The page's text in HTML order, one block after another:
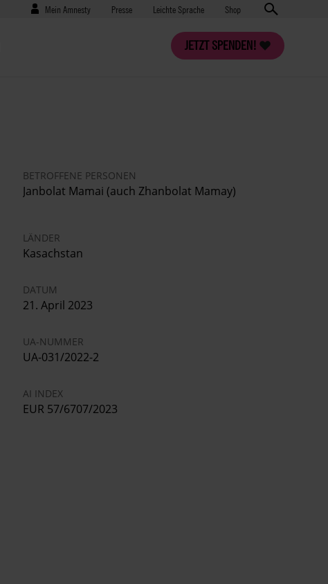
Benutzermenü
Mein Amnesty Presse
Presse Leichte Sprache Shop
JETZT SPENDEN!
BETROFFENE PERSONEN
Janbolat Mamai (auch Zhanbolat Mamay)
LÄNDER
Kasachstan
DATUM
21. April 2023
UA-NUMMER
UA-031/2022-2
AI INDEX
EUR 57/6707/2023